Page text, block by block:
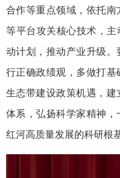
合作等重点领域，依托
等平台攻关核心技术，
动计划，推动产业升级
行正确政绩观，多做打
生态带建设政策机遇，
体系，弘扬科学家精神
红河高质量发展的科研根基